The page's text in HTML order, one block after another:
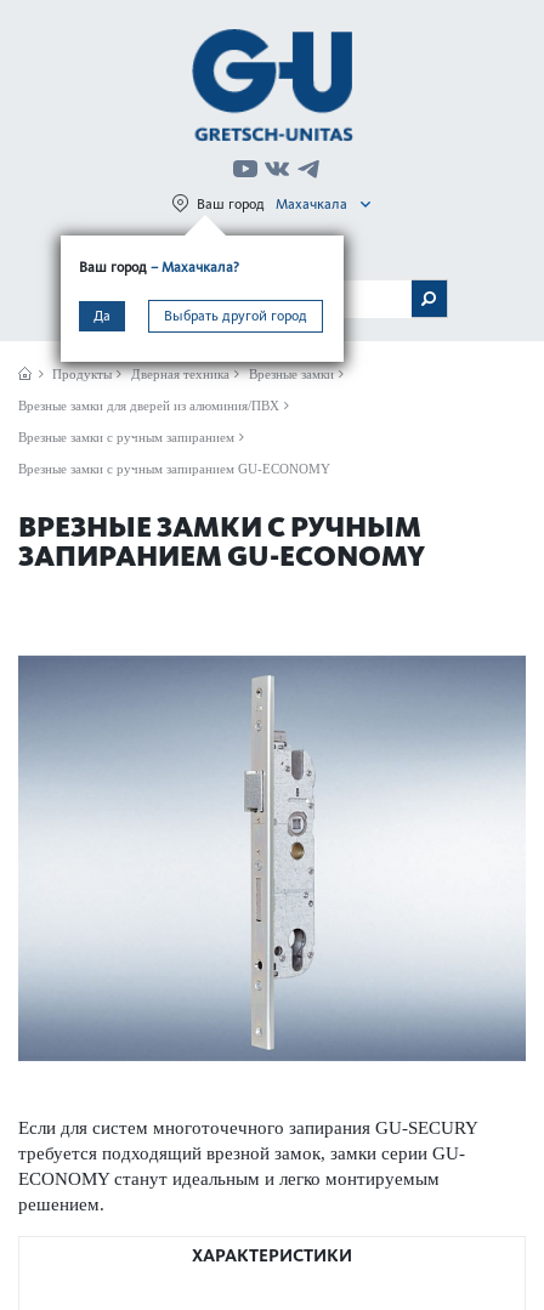
Ваш город – Махачкала?
Да Выбрать другой город
Ваш город Махачкала
МЕНЮ
Продукты Дверная техника Врезные замки
Врезные замки для дверей из алюминия/ПВХ
Врезные замки с ручным запиранием
Врезные замки с ручным запиранием GU-ECONOMY
ВРЕЗНЫЕ ЗАМКИ С РУЧНЫМ
ЗАПИРАНИЕМ GU-ECONOMY
Если для систем многоточечного запирания GU-SECURY
требуется подходящий врезной замок, замки серии GU-
ECONOMY станут идеальным и легко монтируемым
решением.
ХАРАКТЕРИСТИКИ